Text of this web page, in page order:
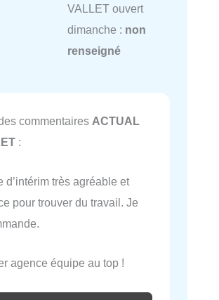
VALLET ouvert
dimanche : non
renseigné
commentaires ACTUAL
:
d’intérim très agréable et
pour trouver du travail. Je
agence équipe au top !